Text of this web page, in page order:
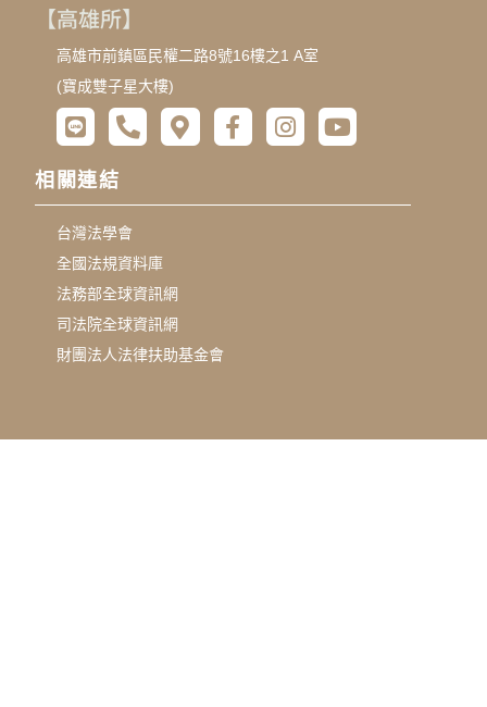
【高雄所】
高雄市前鎮區民權二路8號16樓之1 A室
(寶成雙子星大樓)
相關連結
台灣法學會
全國法規資料庫
法務部全球資訊網
司法院全球資訊網
財團法人法律扶助基金會